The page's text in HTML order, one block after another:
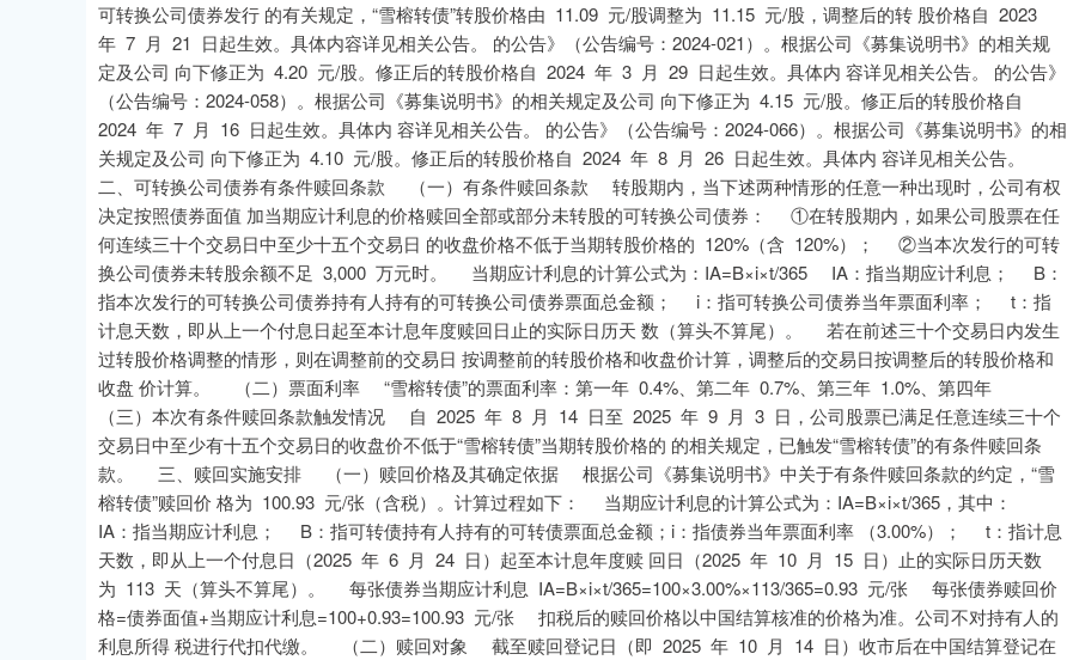
可转换公司债券发行 的有关规定，“雪榕转债”转股价格由 11.09 元/股调整为 11.15 元/股，调整后的转 股价格自 2023
年 7 月 21 日起生效。具体内容详见相关公告。 的公告》（公告编号：2024-021）。根据公司《募集说明书》的相关规
定及公司 向下修正为 4.20 元/股。修正后的转股价格自 2024 年 3 月 29 日起生效。具体内 容详见相关公告。 的公告》
（公告编号：2024-058）。根据公司《募集说明书》的相关规定及公司 向下修正为 4.15 元/股。修正后的转股价格自
2024 年 7 月 16 日起生效。具体内 容详见相关公告。 的公告》（公告编号：2024-066）。根据公司《募集说明书》的相
关规定及公司 向下修正为 4.10 元/股。修正后的转股价格自 2024 年 8 月 26 日起生效。具体内 容详见相关公告。
二、可转换公司债券有条件赎回条款 （一）有条件赎回条款 转股期内，当下述两种情形的任意一种出现时，公司有权
决定按照债券面值 加当期应计利息的价格赎回全部或部分未转股的可转换公司债券： ①在转股期内，如果公司股票在任
何连续三十个交易日中至少十五个交易日 的收盘价格不低于当期转股价格的 120%（含 120%）； ②当本次发行的可转
换公司债券未转股余额不足 3,000 万元时。 当期应计利息的计算公式为：IA=B×i×t/365 IA：指当期应计利息； B：
指本次发行的可转换公司债券持有人持有的可转换公司债券票面总金额； i：指可转换公司债券当年票面利率； t：指
计息天数，即从上一个付息日起至本计息年度赎回日止的实际日历天 数（算头不算尾）。 若在前述三十个交易日内发生
过转股价格调整的情形，则在调整前的交易日 按调整前的转股价格和收盘价计算，调整后的交易日按调整后的转股价格和
收盘 价计算。 （二）票面利率 “雪榕转债”的票面利率：第一年 0.4%、第二年 0.7%、第三年 1.0%、第四年
（三）本次有条件赎回条款触发情况 自 2025 年 8 月 14 日至 2025 年 9 月 3 日，公司股票已满足任意连续三十个
交易日中至少有十五个交易日的收盘价不低于“雪榕转债”当期转股价格的 的相关规定，已触发“雪榕转债”的有条件赎回条
款。 三、赎回实施安排 （一）赎回价格及其确定依据 根据公司《募集说明书》中关于有条件赎回条款的约定，“雪
榕转债”赎回价 格为 100.93 元/张（含税）。计算过程如下： 当期应计利息的计算公式为：IA=B×i×t/365，其中：
IA：指当期应计利息； B：指可转债持有人持有的可转债票面总金额；i：指债券当年票面利率 （3.00%）； t：指计息
天数，即从上一个付息日（2025 年 6 月 24 日）起至本计息年度赎 回日（2025 年 10 月 15 日）止的实际日历天数
为 113 天（算头不算尾）。 每张债券当期应计利息 IA=B×i×t/365=100×3.00%×113/365=0.93 元/张 每张债券赎回价
格=债券面值+当期应计利息=100+0.93=100.93 元/张 扣税后的赎回价格以中国结算核准的价格为准。公司不对持有人的
利息所得 税进行代扣代缴。 （二）赎回对象 截至赎回登记日（即 2025 年 10 月 14 日）收市后在中国结算登记在